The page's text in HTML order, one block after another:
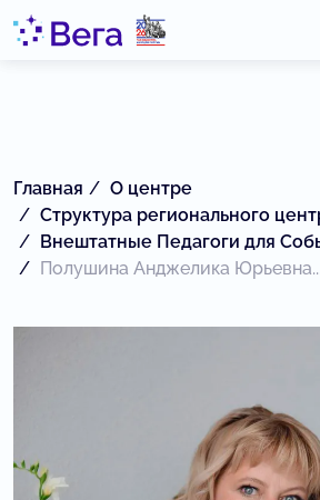
Главная
О центре
Структура регионального
Внештатные Педагоги для
Полушина Анджелика Юрьевна...